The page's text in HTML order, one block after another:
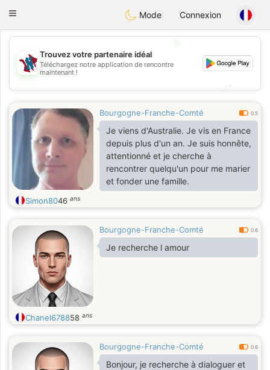
Taimerais
Toggle
Mode Connexion
💖
💕
Trouvez votre partenaire idéal
Téléchargez notre application de rencontre
maintenant !
Bourgogne-Franche-Comté 0.5
Je viens d'Australie. Je vis en France
depuis plus d'un an. Je suis honnête,
attentionné et je cherche à
rencontrer quelqu'un pour me marier
et fonder une famille.
Simon8046 ans
Bourgogne-Franche-Comté 0.6
Je recherche l amour
Chanel678858 ans
Bourgogne-Franche-Comté 0.6
Bonjour, je recherche à dialoguer et